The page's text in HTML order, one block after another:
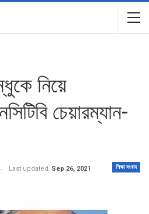
নিয়ে
চেয়ারম্যান-
শিক্ষা সংবাদ
Last updated Sep 26, 2021